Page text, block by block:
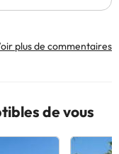
plus de commentaires
de vous